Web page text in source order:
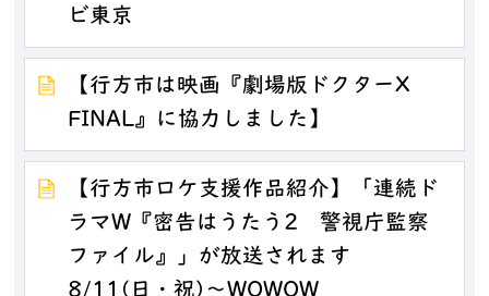
ビ東京
【行方市は映画『劇場版ドクターX
FINAL』に協力しました】
【行方市ロケ支援作品紹介】「連続ド
ラマW『密告はうたう2 警視庁監察
ファイル』」が放送されます